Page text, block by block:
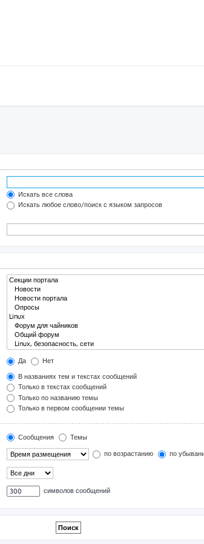
Искать все слова
Искать любое слово/поиск с языком запросов
Да
Нет
В названиях тем и текстах сообщений
Только в текстах сообщений
Только по названию темы
Только в первом сообщении темы
Сообщения
Темы
по возрастанию по
символов сообщений